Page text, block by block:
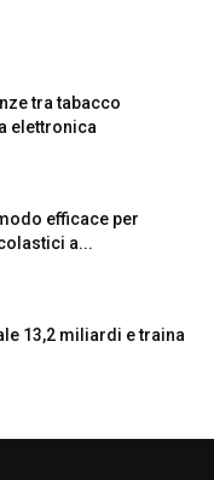
tra tabacco
elettronica
efficace per
a...
13,2 miliardi e traina